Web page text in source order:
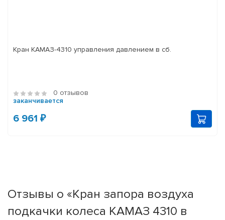
Кран КАМАЗ-4310 управления давлением в сб.
0 отзывов
заканчивается
6 961 ₽
Отзывы о «Кран запора воздуха
подкачки колеса КАМАЗ 4310 в